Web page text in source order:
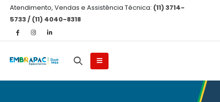
Atendimento, Vendas e Assistência Técnica: (11) 3714-
5733 / (11) 4040-8318